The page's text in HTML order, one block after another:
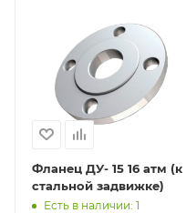
Фланец ДУ- 15 16 атм (к
стальной задвижке)
Есть в наличии: 1